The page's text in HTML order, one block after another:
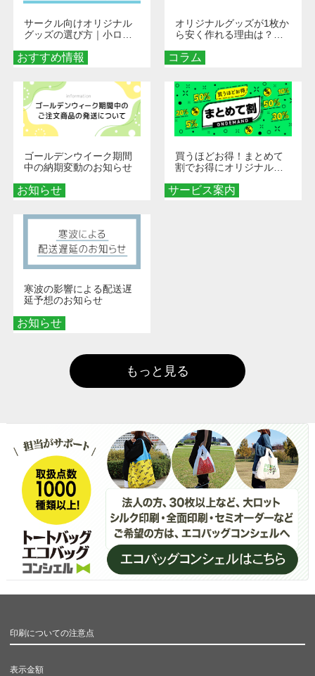
おすすめ情報
サークル向けオリジナル
グッズの選び方｜小ロッ
める秘訣
コラム
オリジナルグッズが1枚か
ら安く作れる理由は？オ
とメリットを解説
お知らせ
ゴールデンウイーク期間
中の納期変動のお知らせ
サービス案内
買うほどお得！まとめて
割でお得にオリジナルグ
お知らせ
寒波の影響による配送遅
延予想のお知らせ
もっと見る
印刷についての注意点
表示金額